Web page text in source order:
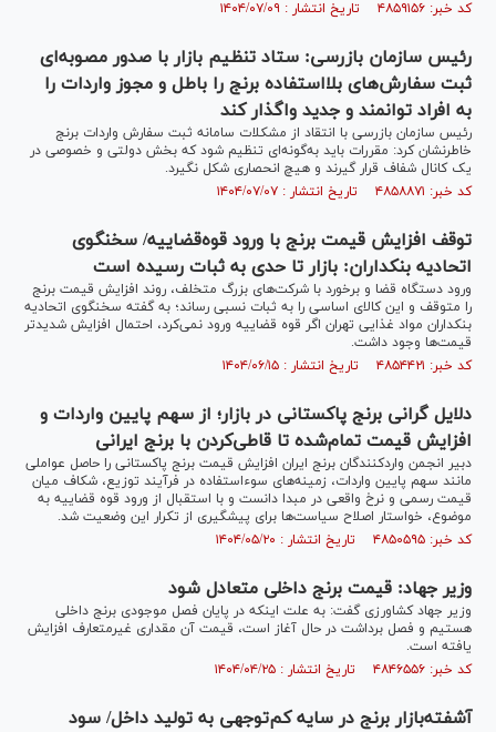
کد خبر: ۴۸۵۹۱۵۶ تاریخ انتشار : ۱۴۰۴/۰۷/۰۹
رئیس سازمان بازرسی: ستاد تنظیم بازار با صدور مصوبه‌ای
ثبت سفارش‌های بلااستفاده برنج را باطل و مجوز واردات را
به افراد توانمند و جدید واگذار کند
رئیس سازمان بازرسی با انتقاد از مشکلات سامانه ثبت سفارش واردات برنج
خاطرنشان کرد: مقررات باید به‌گونه‌ای تنظیم شود که بخش دولتی و خصوصی در
یک کانال شفاف قرار گیرند و هیچ انحصاری شکل نگیرد.
کد خبر: ۴۸۵۸۸۷۱ تاریخ انتشار : ۱۴۰۴/۰۷/۰۷
توقف افزایش قیمت برنج با ورود قوه‌قضاییه/ سخنگوی
اتحادیه بنکداران: بازار تا حدی به ثبات رسیده است
ورود دستگاه قضا و برخورد با شرکت‌های بزرگ متخلف، روند افزایش قیمت برنج
را متوقف و این کالای اساسی را به ثبات نسبی رساند؛ به گفته سخنگوی اتحادیه
بنکداران مواد غذایی تهران اگر قوه قضاییه ورود نمی‌کرد، احتمال افزایش شدیدتر
قیمت‌ها وجود داشت.
کد خبر: ۴۸۵۴۴۲۱ تاریخ انتشار : ۱۴۰۴/۰۶/۱۵
دلایل گرانی برنج پاکستانی در بازار؛ از سهم پایین واردات و
افزایش قیمت تمام‌شده تا قاطی‌کردن با برنج ایرانی
دبیر انجمن واردکنندگان برنج ایران افزایش قیمت برنج پاکستانی را حاصل عواملی
مانند سهم پایین واردات، زمینه‌های سوءاستفاده در فرآیند توزیع، شکاف میان
قیمت رسمی و نرخ واقعی در مبدا دانست و با استقبال از ورود قوه قضاییه به
موضوع، خواستار اصلاح سیاست‌ها برای پیشگیری از تکرار این وضعیت شد.
کد خبر: ۴۸۵۰۵۹۵ تاریخ انتشار : ۱۴۰۴/۰۵/۲۰
وزیر جهاد: قیمت برنج داخلی متعادل شود
وزیر جهاد کشاورزی گفت: به علت اینکه در پایان فصل موجودی برنج داخلی
هستیم و فصل برداشت در حال آغاز است، قیمت آن مقداری غیرمتعارف افزایش
یافته است.
کد خبر: ۴۸۴۶۵۵۶ تاریخ انتشار : ۱۴۰۴/۰۴/۲۵
آشفته‌بازار برنج در سایه کم‌توجهی به تولید داخل/ سود